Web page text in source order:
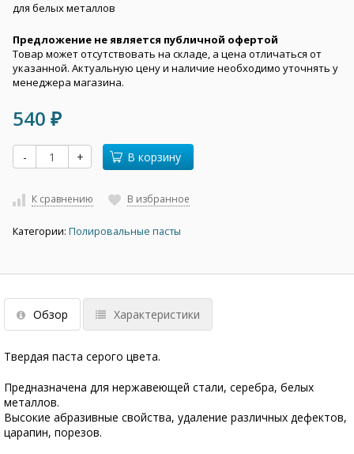
для белых металлов
Предложение не является публичной офертой
Товар может отсутствовать на складе, а цена отличаться от
указанной. Актуальную цену и наличие необходимо уточнять у
менеджера магазина.
540 ₽
- + В корзину
К сравнению В избранное
Категории: Полировальные пасты
Обзор Характеристики
Твердая паста серого цвета.
Предназначена для нержавеющей стали, серебра, белых
металлов.
Высокие абразивные свойства, удаление различных дефектов,
царапин, порезов.